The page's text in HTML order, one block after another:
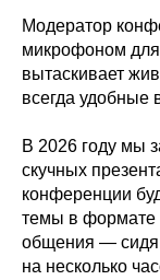
Модератор
микрофоном для
вытаскивает
всегда удобные
В 2026 году мы
скучных
конференции
темы в формате
общения — сидя
на несколько